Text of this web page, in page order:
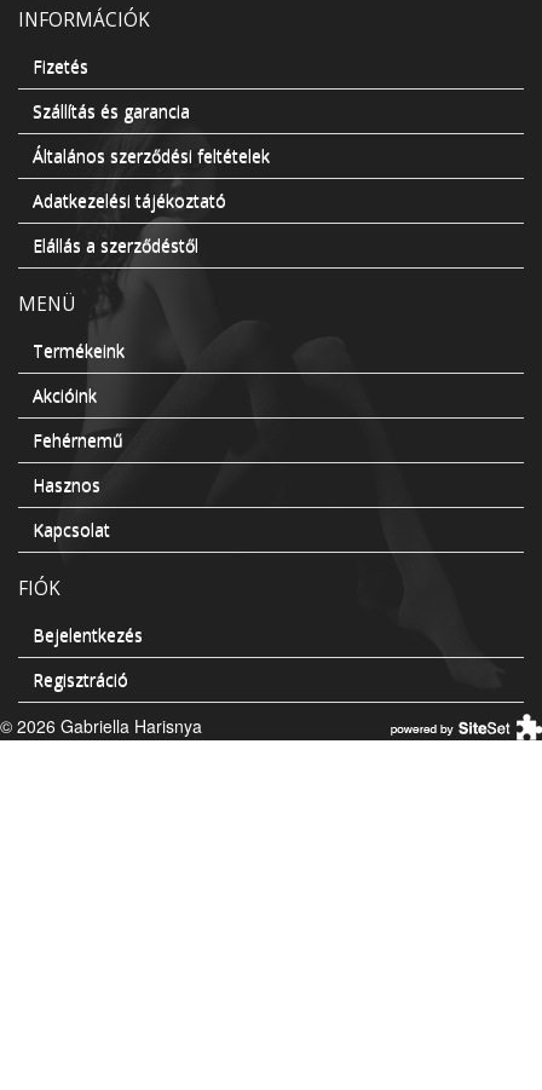
INFORMÁCIÓK
Fizetés
Szállítás és garancia
Általános szerződési feltételek
Adatkezelési tájékoztató
Elállás a szerződéstől
MENÜ
Termékeink
Akcióink
Fehérnemű
Hasznos
Kapcsolat
FIÓK
Bejelentkezés
Regisztráció
© 2026 Gabriella Harisnya